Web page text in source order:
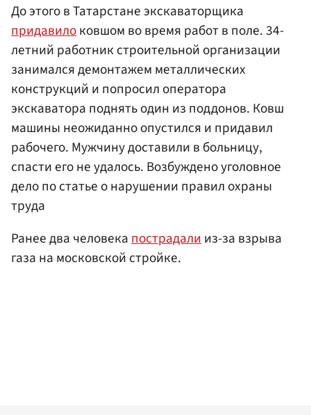
До этого в Татарстане экскаваторщика
придавилоковшом во время работ в поле. 34-
летний работник строительной организации
занимался демонтажем металлических
конструкций и попросил оператора
экскаватора поднять один из поддонов. Ковш
машины неожиданно опустился и придавил
рабочего. Мужчину доставили в больницу,
спасти его не удалось. Возбуждено уголовное
дело по статье о нарушении правил охраны
труда
Ранее два человекапострадалииз-за взрыва
газа на московской стройке.